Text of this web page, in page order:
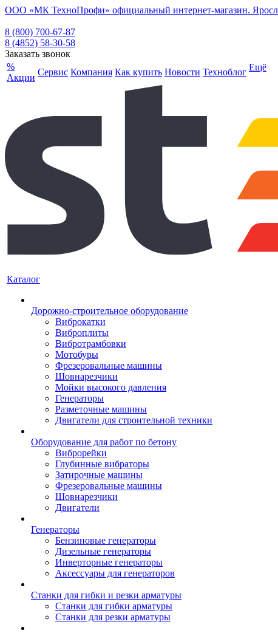
ООО «МК ТехноПрофи» официальный интернет-магазин.
8 (800) 700-67-87
8 (4852) 58-30-58
Заказать звонок
%
Акции
Сервис Компания Как купить Новости Техноблог Ещё
Каталог
Дорожно-строительное оборудование
Виброкатки
Виброплиты
Вибротрамбовки
Мотобуры
Фрезеровальные машины
Шовнарезчики
Мойки высокого давления
Генераторы
Разметочные машины
Двигатели для строительной техники
Оборудование для работ по бетону
Виброрейки
Глубинные вибраторы
Затирочные машины
Фрезеровальные машины
Шовнарезчики
Двигатели
Генераторы
Бензиновые генераторы
Дизельные генераторы
Инверторные генераторы
Аксессуары для генераторов
Станки для гибки и резки арматуры
Станки для гибки арматуры
Станки для резки арматуры